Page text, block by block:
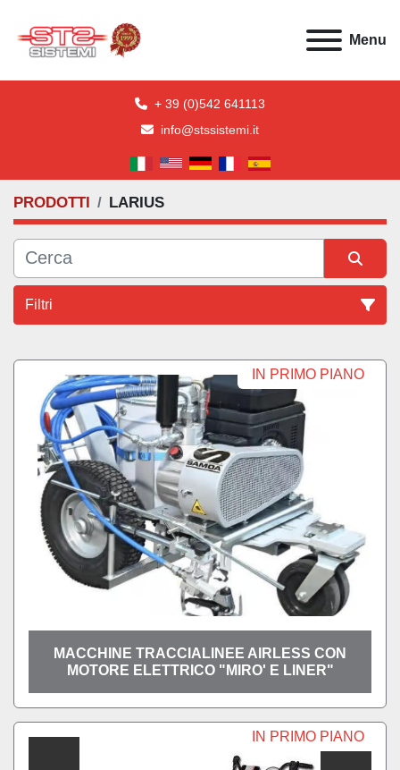
Menu
+ 39 (0)542 641113
info@stssistemi.it
PRODOTTI LARIUS
Filtri
Tutte le categorie
Ordina per
IN PRIMO PIANO
MACCHINE TRACCIALINEE AIRLESS CON
MOTORE ELETTRICO "MIRO' E LINER"
IN PRIMO PIANO